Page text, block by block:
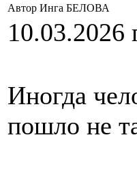
Автор Инга БЕЛОВА
10.03.2026
Иногда
пошло не